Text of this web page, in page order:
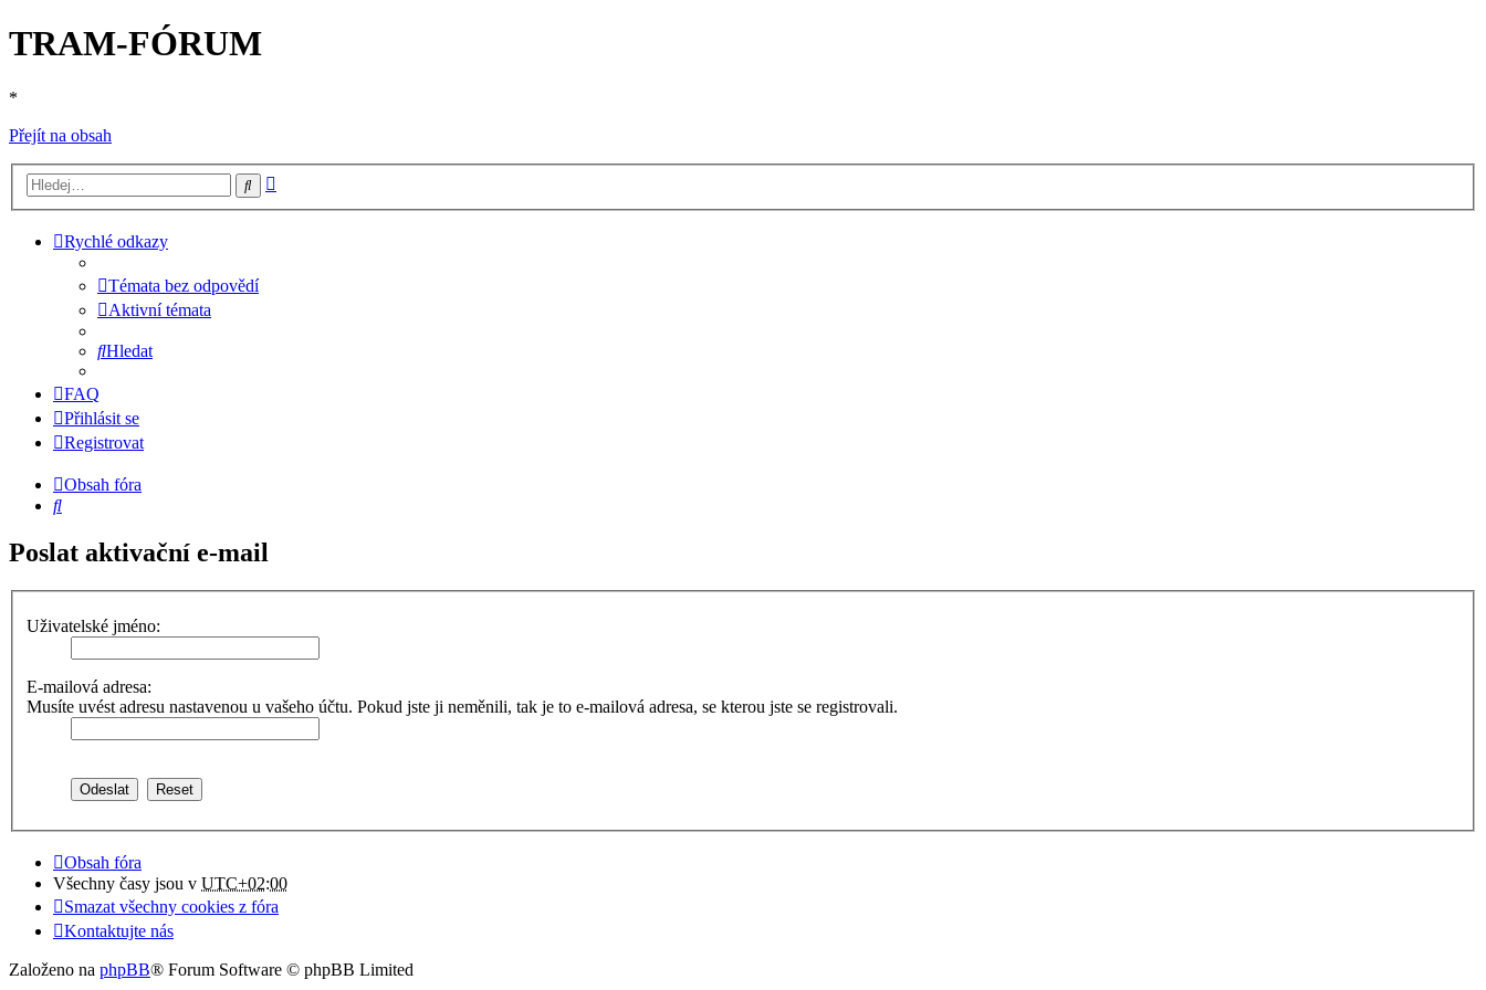
TRAM-FÓRUM
*
Přejít na obsah
Hledat
Rychlé odkazy
Témata bez odpovědí
Aktivní témata
Hledat
FAQ
Přihlásit se
Registrovat
Obsah fóra
Hledat
Poslat aktivační e-mail
Uživatelské jméno:
E-mailová adresa:
Musíte uvést adresu nastavenou u vašeho účtu. Pokud jste ji neměnili, tak je to e-mailová adresa, se kterou jste se registrovali.
Obsah fóra
Všechny časy jsou v UTC+02:00
Smazat všechny cookies z fóra
Kontaktujte nás
Založeno na phpBB® Forum Software © phpBB Limited